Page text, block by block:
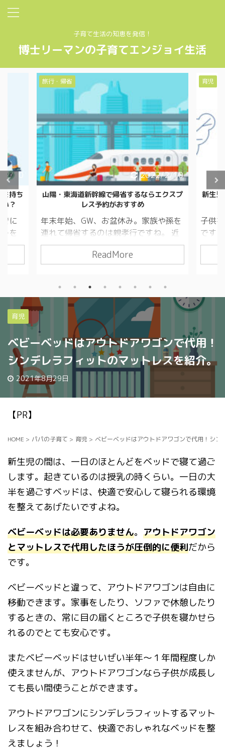
子育て生活の知恵を発信！
博士リーマンの子育てエンジョイ生活
2/10
持ち
？
に
を
な
ビー
ーの
カ
住む
旅行・帰省
2022/2/10
山陽・東海道新幹線で帰省するならエクスプ
レス予約がおすすめ
年末年始、GW、お盆休み。家族や孫を
連れて帰省するのは親孝行ですね。 近
くなら比較的気楽に帰れますが、遠方
となると一苦労。家族連れでの新幹線
「エクスプレス予約」への入会。割安
で新幹線に乗車できて、自宅にいなが
らオンラインで新幹線を予約できる。
間違いなく、年会費1,100円以上の価値
があります！ 読んでほしい人 ・家族連
れでの新幹線移動が大変すぎる ・実家
に帰省するのに山陽・東海道新幹線を
利用する ・年に１ ...
ReadMore
育児
新生
子供
です
抱っ
カの
すめ
い通
ん。
と、
育児
ベビーベッドはアウトドアワゴンで代用！
シンデレラフィットのマットレスを紹介。
2021年8月29日
【PR】
HOME > パパの子育て > 育児 > ベビーベッドはアウトドアワゴンで代用！シ
新生児の間は、一日のほとんどをベッドで寝て過ご
します。起きているのは授乳の時くらい。一日の大
半を過ごすベッドは、快適で安心して寝られる環境
を整えてあげたいですよね。
ベビーベッドは必要ありません。 アウトドアワゴン
とマットレスで代用したほうが圧倒的に便利だから
です。
ベビーベッドと違って、アウトドアワゴンは自由に
移動できます。家事をしたり、ソファで休憩したり
するときの、常に目の届くところで子供を寝かせら
れるのでとても安心です。
またベビーベッドはせいぜい半年～１年間程度しか
使えませんが、アウトドアワゴンなら子供が成長し
ても長い間使うことができます。
アウトドアワゴンにシンデレラフィットするマット
レスを組み合わせて、快適でおしゃれなベッドを整
えましょう！